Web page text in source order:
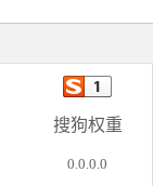
搜狗权重
0.0.0.0